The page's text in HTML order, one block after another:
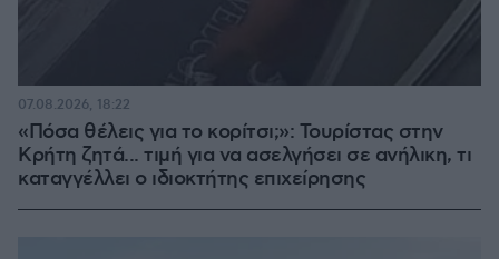
«Πόσα θέλεις για το κορίτσι;»: Τουρίστας στην
Κρήτη ζητά... τιμή για να ασελγήσει σε ανήλικη, τι
καταγγέλλει ο ιδιοκτήτης επιχείρησης
07.08.2026, 18:22